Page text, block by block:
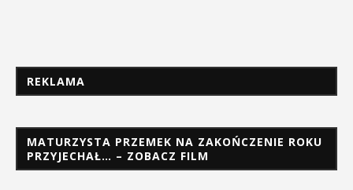
REKLAMA
MATURZYSTA PRZEMEK NA ZAKOŃCZENIE ROKU
PRZYJECHAŁ… – ZOBACZ FILM